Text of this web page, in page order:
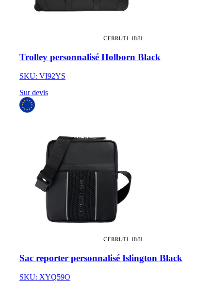
Trolley personnalisé Holborn Black
SKU: VI92YS
Sur devis
Sac reporter personnalisé Islington Black
SKU: XYQ59O